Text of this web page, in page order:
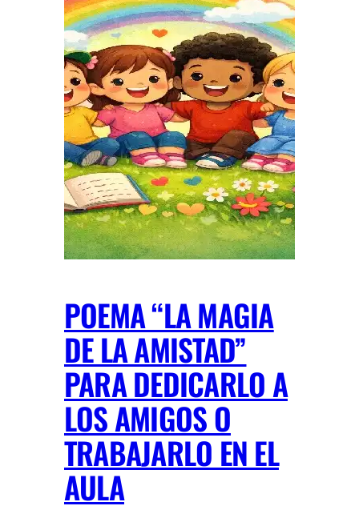
POEMA “LA MAGIA
DE LA AMISTAD”
PARA DEDICARLO A
LOS AMIGOS O
TRABAJARLO EN EL
AULA